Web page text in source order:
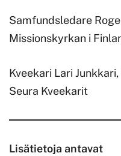
Samfundsledare
Missionskyrkan i
Kveekari Lari
Seura Kveekarit
Lisätietoja antavat